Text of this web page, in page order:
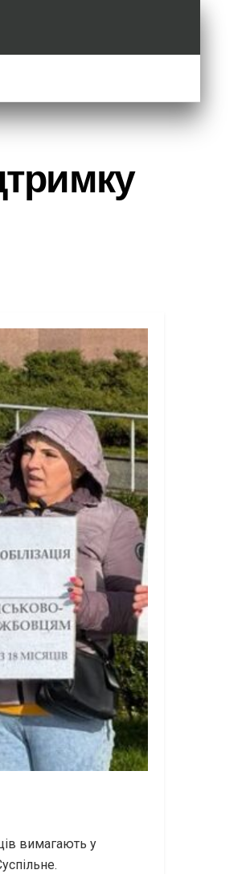
вимагають у